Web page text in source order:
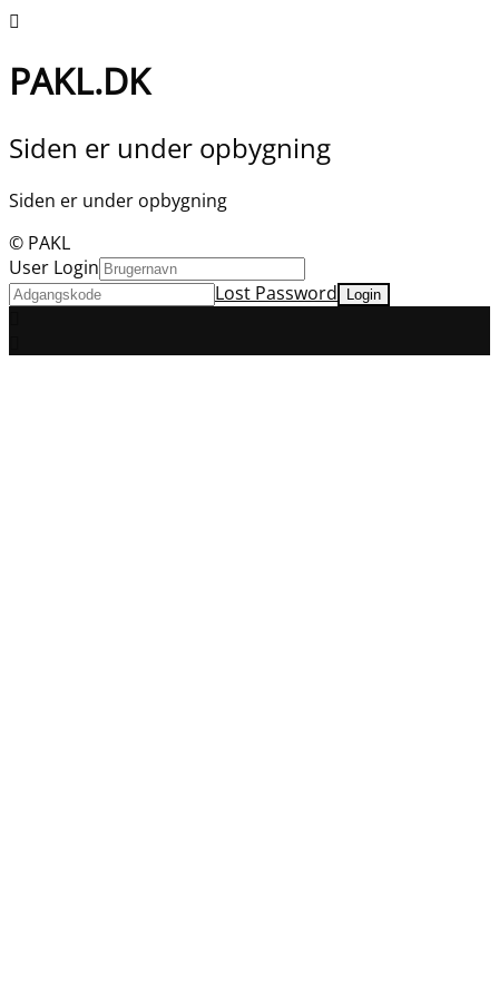
PAKL.DK
Siden er under opbygning
Siden er under opbygning
© PAKL
User Login
Lost Password